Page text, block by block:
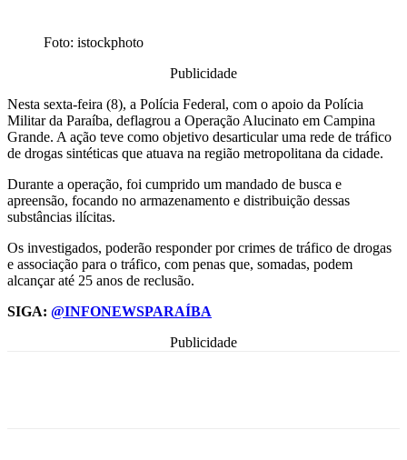
Foto: istockphoto
Publicidade
Nesta sexta-feira (8), a Polícia Federal, com o apoio da Polícia
Militar da Paraíba, deflagrou a Operação Alucinato em Campina
Grande. A ação teve como objetivo desarticular uma rede de tráfico
de drogas sintéticas que atuava na região metropolitana da cidade.
Durante a operação, foi cumprido um mandado de busca e
apreensão, focando no armazenamento e distribuição dessas
substâncias ilícitas.
Os investigados, poderão responder por crimes de tráfico de drogas
e associação para o tráfico, com penas que, somadas, podem
alcançar até 25 anos de reclusão.
SIGA: @INFONEWSPARAÍBA
Publicidade